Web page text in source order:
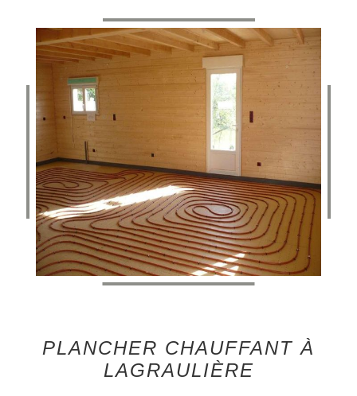
PLANCHER CHAUFFANT À
LAGRAULIÈRE